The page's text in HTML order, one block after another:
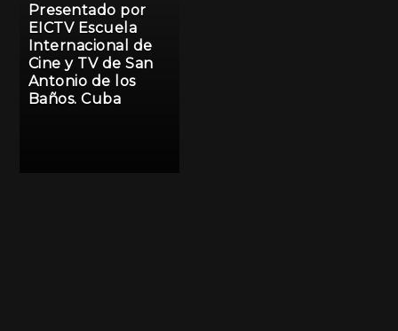
Presentado por
EICTV Escuela
Internacional de
Cine y TV de San
Antonio de los
Baños. Cuba